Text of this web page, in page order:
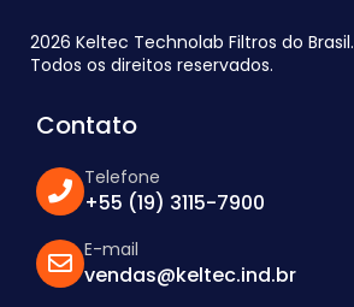
2026 Keltec Technolab Filtros do Brasil.
Todos os direitos reservados.
Contato
Telefone
+55 (19) 3115-7900
E-mail
vendas@keltec.ind.br